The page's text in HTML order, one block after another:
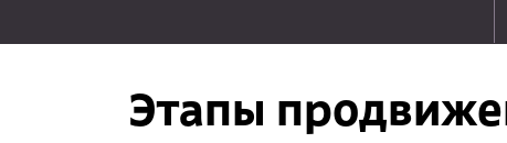
Этапы